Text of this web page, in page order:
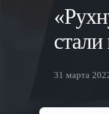
31 марта